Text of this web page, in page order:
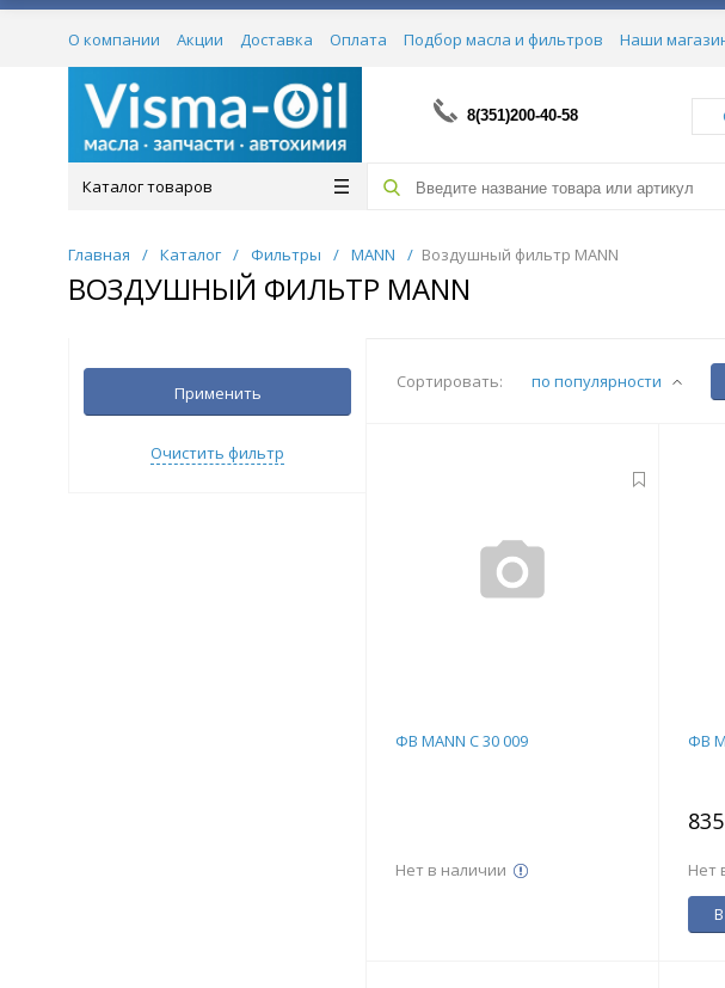
О компании Акции Доставка Оплата Подбор масла и фильтров Наши
Сертификаты
8(351)200-40-58
Каталог товаров
Главная / Каталог / Фильтры / MANN / Воздушный фильтр MANN
ВОЗДУШНЫЙ ФИЛЬТР MANN
Применить
Очистить фильтр
Сортировать: по популярности
ФВ MANN C 30 009
Нет в наличии
ФВ
Нет